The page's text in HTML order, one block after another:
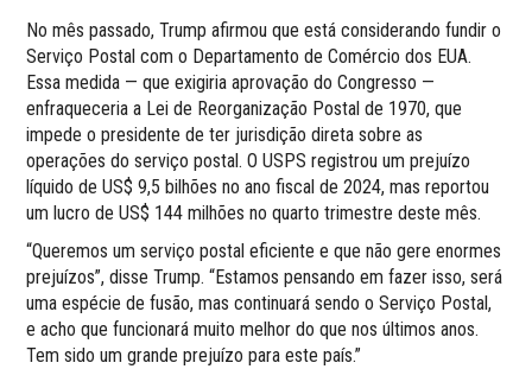
No mês passado, Trump afirmou que está considerando fundir o
Serviço Postal com o Departamento de Comércio dos EUA.
Essa medida — que exigiria aprovação do Congresso —
enfraqueceria a Lei de Reorganização Postal de 1970, que
impede o presidente de ter jurisdição direta sobre as
operações do serviço postal. O USPS registrou um prejuízo
líquido de US$ 9,5 bilhões no ano fiscal de 2024, mas reportou
um lucro de US$ 144 milhões no quarto trimestre deste mês.
“Queremos um serviço postal eficiente e que não gere enormes
prejuízos”, disse Trump. “Estamos pensando em fazer isso, será
uma espécie de fusão, mas continuará sendo o Serviço Postal,
e acho que funcionará muito melhor do que nos últimos anos.
Tem sido um grande prejuízo para este país.”